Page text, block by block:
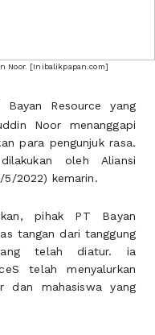
Noor. [Inibalikpapan.com]
Resource yang
Noor menanggapi
para pengunjuk rasa.
oleh Aliansi
5/2022) kemarin.
pihak PT Bayan
tangan dari tanggung
telah diatur. ia
telah menyalurkan
dan mahasiswa yang